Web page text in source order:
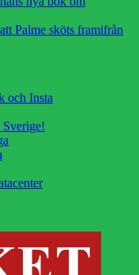
Palme sköts framifrån
och Insta
Sverige!